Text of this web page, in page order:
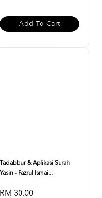
Add To Cart
Tadabbur & Aplikasi Surah
Yasin - Fazrul Ismai...
RM 30.00